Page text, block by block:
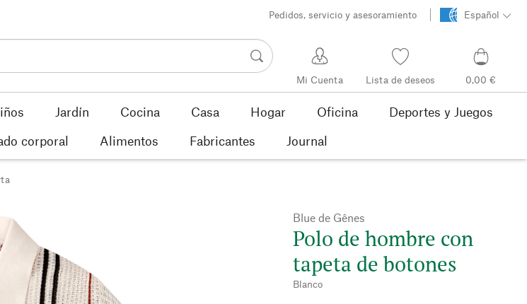
Pedidos, servicio y asesoramiento Español
Mi Cuenta Lista de deseos 0,00 €
Jardín Cocina Casa Hogar Oficina
Deportes y Juegos
corporal Alimentos Fabricantes Journal
Blue de Gênes
Polo de hombre con
tapeta de botones
Blanco